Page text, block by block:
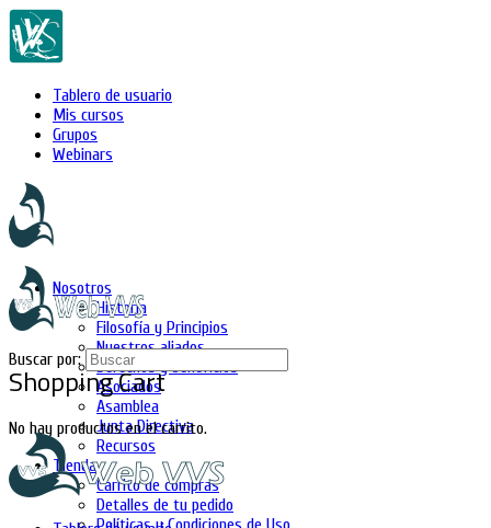
Tablero de usuario
Mis cursos
Grupos
Webinars
Nosotros
Historia
Filosofía y Principios
Nuestros aliados
Derechos y beneficios
Asociados
Asamblea
Junta Directiva
Recursos
Tienda
Carrito de compras
Detalles de tu pedido
Shopping Cart
No hay productos en el carrito.
Buscar por: